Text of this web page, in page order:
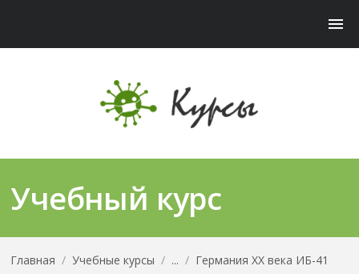
Учебный курс
Главная / Учебные курсы / ... / Германия ХХ века ИБ-41